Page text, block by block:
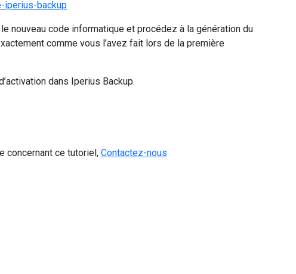
nouveau code informatique et procédez à la génération du
comme vous l’avez fait lors de la première
dans Iperius Backup.
concernant ce tutoriel, Contactez-nous